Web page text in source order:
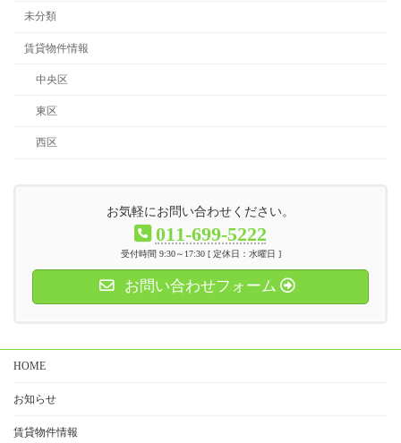
未分類
賃貸物件情報
中央区
東区
西区
お気軽にお問い合わせください。
011-699-5222
受付時間 9:30～17:30 [ 定休日：水曜日 ]
お問い合わせフォーム
HOME
お知らせ
賃貸物件情報